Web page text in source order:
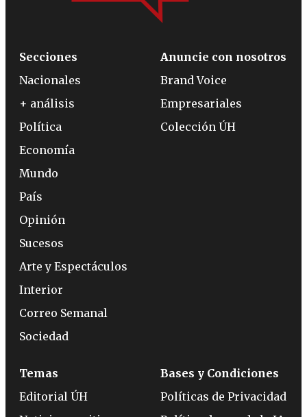
Secciones
Nacionales
+ análisis
Política
Economía
Mundo
País
Opinión
Sucesos
Arte y Espectáculos
Interior
Correo Semanal
Sociedad
Anuncie con nosotros
Brand Voice
Empresariales
Colección ÚH
Temas
Editorial ÚH
Bases y Condiciones
Políticas de Privacidad